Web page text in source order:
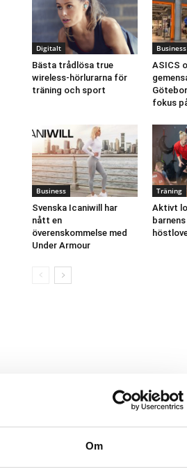
Om
Digitalt
Bästa trådlösa true
wireless-hörlurarna för
träning och sport
Business
ASICS
fokus
Business
Svenska Icaniwill har
nått en
överenskommelse med
Under Armour
Träning
Aktivt